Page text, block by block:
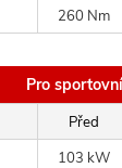
260 Nm
Pro
Před
103 kW